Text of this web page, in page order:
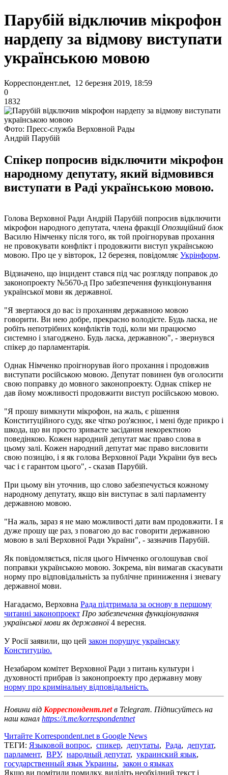
Парубій відключив мікрофон
нардепу за відмову виступати
українською мовою
Корреспондент.net, 12 березня 2019, 18:59
0
1832
Фото: Пресс-служба Верховной Рады
Андрій Парубій
Спікер попросив відключити мікрофон
народному депутату, який відмовився
виступати в Раді українською мовою.
Голова Верховної Ради Андрій Парубій попросив відключити
мікрофон народного депутата, члена фракціїОпозиційний блок
Василю Німченку після того, як той проігнорував прохання
не провокувати конфлікт і продовжити виступ українською
мовою. Про це у вівторок, 12 березня, повідомляє Укрінформ.
Відзначено, що інцидент стався під час розгляду поправок до
законопроекту №5670-д Про забезпечення функціонування
української мови як державної.
"Я звертаюся до вас із проханням державною мовою
говорити. Ви нею добре, прекрасно володієте. Будь ласка, не
робіть непотрібних конфліктів тоді, коли ми працюємо
системно і злагоджено. Будь ласка, державною", - звернувся
спікер до парламентарія.
Однак Німченко проігнорував його прохання і продовжив
виступати російською мовою. Депутат повинен був оголосити
свою поправку до мовного законопроекту. Однак спікер не
дав йому можливості продовжити виступ російською мовою.
"Я прошу вимкнути мікрофон, на жаль, є рішення
Конституційного суду, яке чітко роз'яснює, і мені буде прикро і
шкода, що ви просто зриваєте засідання некоректною
поведінкою. Кожен народний депутат має право слова в
цьому залі. Кожен народний депутат має право висловити
свою позицію, і я як голова Верховної Ради України був весь
час і є гарантом цього", - сказав Парубій.
При цьому він уточнив, що слово забезпечується кожному
народному депутату, якщо він виступає в залі парламенту
державною мовою.
"На жаль, зараз я не маю можливості дати вам продовжити. І я
дуже прошу ще раз, з повагою до вас говорити державною
мовою в залі Верховної Ради України", - зазначив Парубій.
Як повідомляється, після цього Німченко оголошував свої
поправки українською мовою. Зокрема, він вимагав скасувати
норму про відповідальність за публічне приниження і зневагу
державної мови.
Нагадаємо, Верховна Рада підтримала за основу в першому
читанні законопроект Про забезпечення функціонування
української мови як державної4 вересня.
У Росії заявили, що цей закон порушує українську
Конституцію.
Незабаром комітет Верховної Ради з питань культури і
духовності прибрав із законопроекту про державну мову
норму про кримінальну відповідальність.
Новини від Корреспондент.netв Telegram. Підписуйтесь на
наш канал https://t.me/korrespondentnet
Читайте Korrespondent.net в Google News
ТЕГИ: Языковой вопрос, спикер, депутаты, Рада, депутат,
парламент, ВРУ, народный депутат, украинский язык,
государственный язык Украины, закон о языках
Якщо ви помітили помилку, виділіть необхідний текст і